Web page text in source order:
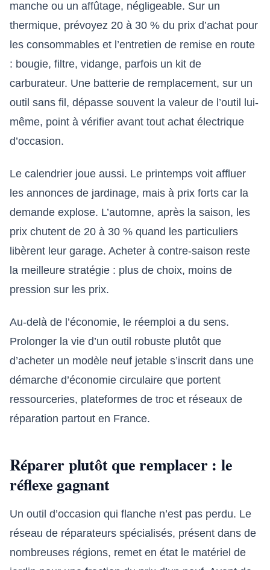
manche ou un affûtage, négligeable. Sur un
thermique, prévoyez 20 à 30 % du prix d’achat pour
les consommables et l’entretien de remise en route
: bougie, filtre, vidange, parfois un kit de
carburateur. Une batterie de remplacement, sur un
outil sans fil, dépasse souvent la valeur de l’outil lui-
même, point à vérifier avant tout achat électrique
d’occasion.
Le calendrier joue aussi. Le printemps voit affluer
les annonces de jardinage, mais à prix forts car la
demande explose. L’automne, après la saison, les
prix chutent de 20 à 30 % quand les particuliers
libèrent leur garage. Acheter à contre-saison reste
la meilleure stratégie : plus de choix, moins de
pression sur les prix.
Au-delà de l’économie, le réemploi a du sens.
Prolonger la vie d’un outil robuste plutôt que
d’acheter un modèle neuf jetable s’inscrit dans une
démarche d’économie circulaire que portent
ressourceries, plateformes de troc et réseaux de
réparation partout en France.
Réparer plutôt que remplacer : le
réflexe gagnant
Un outil d’occasion qui flanche n’est pas perdu. Le
réseau de réparateurs spécialisés, présent dans de
nombreuses régions, remet en état le matériel de